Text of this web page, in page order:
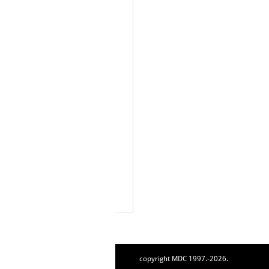
copyright MDC 1997.-2026.